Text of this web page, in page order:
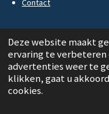
Deze website maakt
ervaring te verbeteren
advertenties weer te
klikken, gaat u
cookies.
Contact
Urotex Medical
Graafschapsstraat 1A